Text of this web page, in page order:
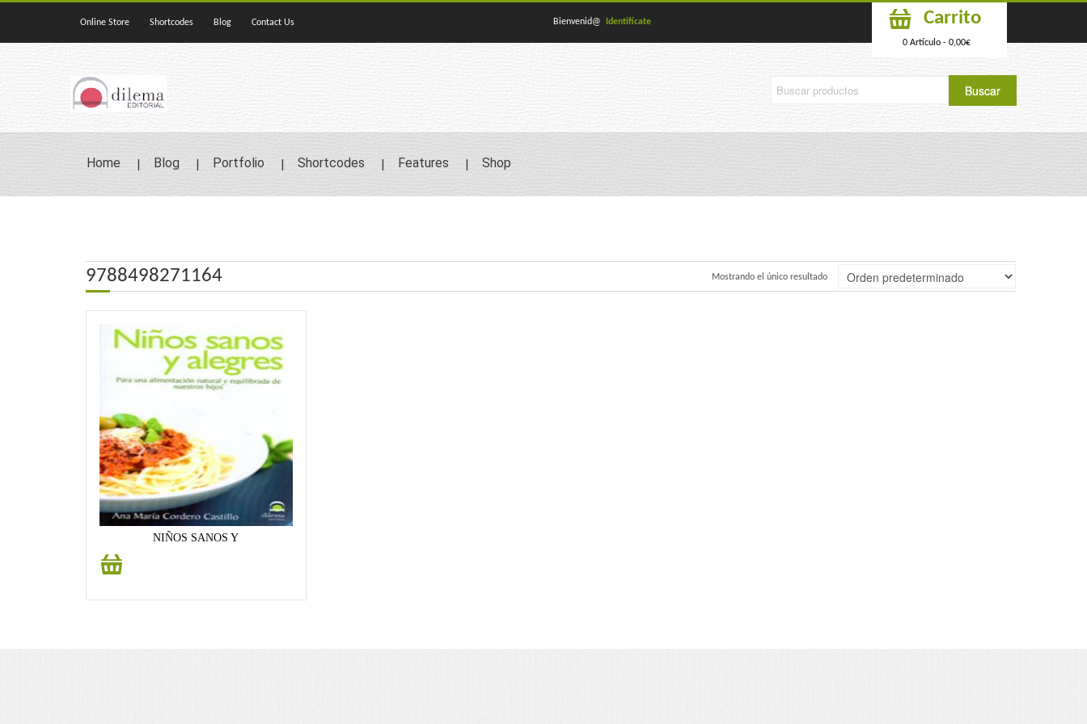
Online Store Shortcodes Blog Contact Us Bienvenid@ Identifícate Carrito
0 Artículo - 0,00€
Home Blog Portfolio Shortcodes Features Shop
9788498271164 Mostrando el único resultado
NIÑOS SANOS Y